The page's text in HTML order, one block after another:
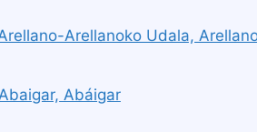
Arellanoko Udala,
Abáigar